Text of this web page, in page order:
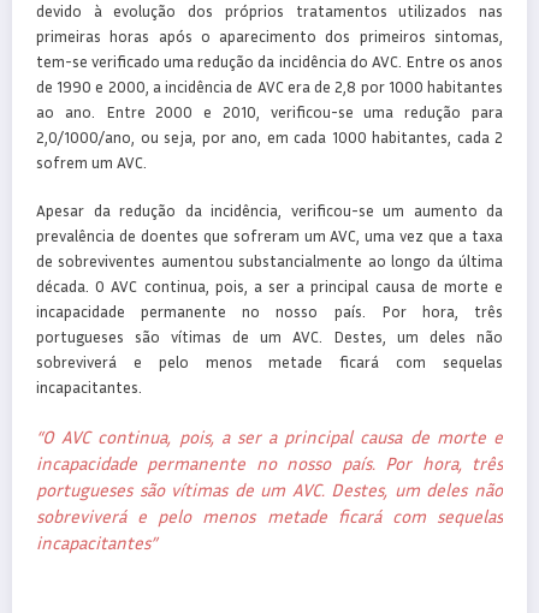
devido à evolução dos próprios tratamentos utilizados nas
primeiras horas após o aparecimento dos primeiros sintomas,
tem-se verificado uma redução da incidência do AVC. Entre os anos
de 1990 e 2000, a incidência de AVC era de 2,8 por 1000 habitantes
ao ano. Entre 2000 e 2010, verificou-se uma redução para
2,0/1000/ano, ou seja, por ano, em cada 1000 habitantes, cada 2
sofrem um AVC.
Apesar da redução da incidência, verificou-se um aumento da
prevalência de doentes que sofreram um AVC, uma vez que a taxa
de sobreviventes aumentou substancialmente ao longo da última
década. O AVC continua, pois, a ser a principal causa de morte e
incapacidade permanente no nosso país. Por hora, três
portugueses são vítimas de um AVC. Destes, um deles não
sobreviverá e pelo menos metade ficará com sequelas
incapacitantes.
“O AVC continua, pois, a ser a principal causa de morte e
incapacidade permanente no nosso país. Por hora, três
portugueses são vítimas de um AVC. Destes, um deles não
sobreviverá e pelo menos metade ficará com sequelas
incapacitantes”